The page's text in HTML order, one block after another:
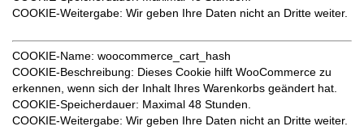
COOKIE-Weitergabe: Wir geben Ihre Daten nicht an Dritte weiter.
COOKIE-Name: woocommerce_cart_hash
COOKIE-Beschreibung: Dieses Cookie hilft WooCommerce zu
erkennen, wenn sich der Inhalt Ihres Warenkorbs geändert hat.
COOKIE-Speicherdauer: Maximal 48 Stunden.
COOKIE-Weitergabe: Wir geben Ihre Daten nicht an Dritte weiter.